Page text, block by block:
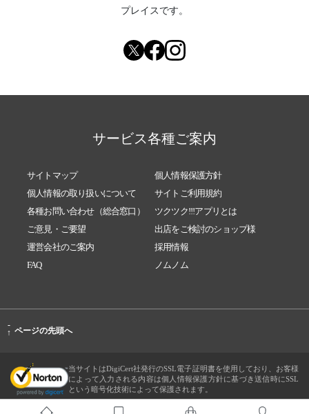
プレイスです。
サービス各種ご案内
サイトマップ
個人情報保護方針
個人情報の取り扱いについて
サイトご利用規約
各種お問い合わせ（総合窓口）
ツクツク!!!アプリとは
ご意見・ご要望
出店をご検討のショップ様
運営会社のご案内
採用情報
FAQ
ノムノム
-
↑ ページの先頭へ
当サイトはDigiCert社発行のSSL電子証明書を使用しており、お客様
によって入力される内容は個人情報保護方針に基づき送信時にSSL
という暗号化技術によって保護されます。